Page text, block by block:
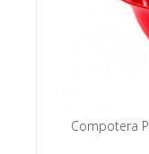
Compotera